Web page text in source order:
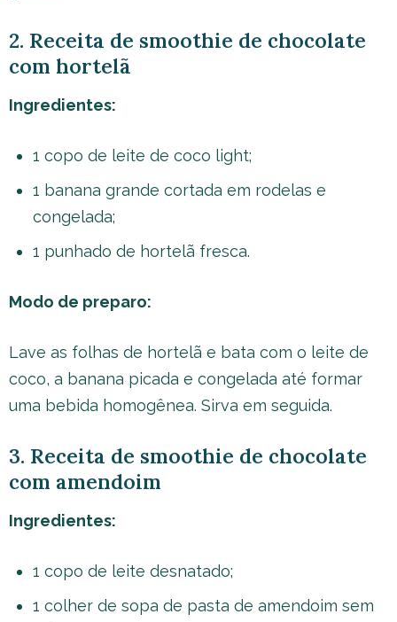
2. Receita de smoothie de chocolate
com hortelã
Ingredientes:
1 copo de leite de coco light;
1 banana grande cortada em rodelas e
congelada;
1 punhado de hortelã fresca.
Modo de preparo:
Lave as folhas de hortelã e bata com o leite de
coco, a banana picada e congelada até formar
uma bebida homogênea. Sirva em seguida.
3. Receita de smoothie de chocolate
com amendoim
Ingredientes:
1 copo de leite desnatado;
1 colher de sopa de pasta de amendoim sem